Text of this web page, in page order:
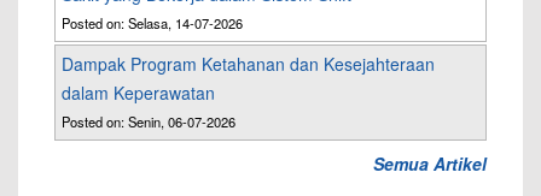
Posted on: Selasa, 14-07-2026
Dampak Program Ketahanan dan Kesejahteraan
dalam Keperawatan
Posted on: Senin, 06-07-2026
Semua Artikel